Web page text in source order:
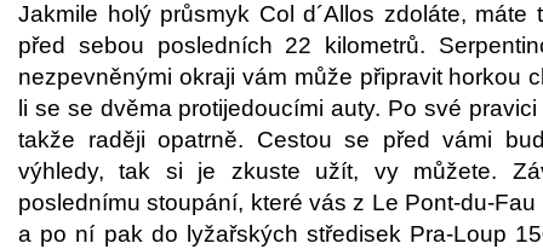
Jakmile holý průsmyk Col d´Allos zdoláte,
před sebou posledních 22 kilometrů.
nezpevněnými okraji vám může připravit horkou
li se se dvěma protijedoucími auty. Po své
takže raději opatrně. Cestou se před vámi
výhledy, tak si je zkuste užít, vy můžete.
poslednímu stoupání, které vás z Le Pont-du-
a po ní pak do lyžařských středisek Pra-Loup